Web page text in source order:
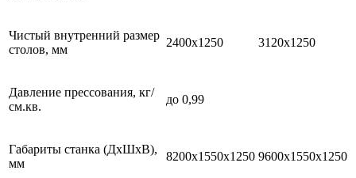
Чистый внутренний размер
столов, мм
2400х1250 3120х1250
Давление прессования, кг/
см.кв.
до 0,99
Габариты станка (ДxШxВ),
мм
8200х1550х1250 9600х1550х1250